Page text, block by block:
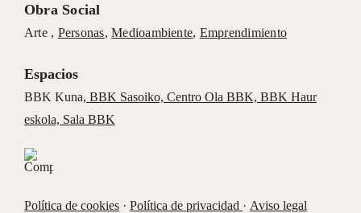
Obra Social
Arte , Personas,Medioambiente, Emprendimiento
Espacios
BBK Kuna, BBK Sasoiko, Centro Ola BBK, BBK Haur
eskola, Sala BBK
Política de cookies· Política de privacidad · Aviso legal